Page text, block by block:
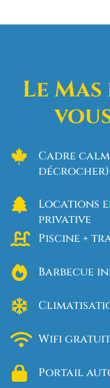
Le
Cadre
décrocher)
Locations
privative
Piscine +
Barbecue
Wifi gratuit
Portail